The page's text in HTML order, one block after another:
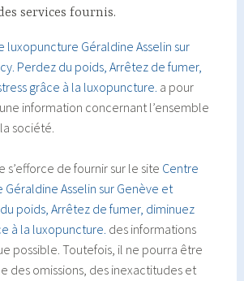
services fournis.
luxopuncture Géraldine Asselin sur
Perdez du poids, Arrêtez de fumer,
grâce à la luxopuncture. a pour
information concernant l’ensemble
société.
s’efforce de fournir sur le site Centre
Asselin sur Genève et
poids, Arrêtez de fumer, diminuez
à la luxopuncture. des informations
possible. Toutefois, il ne pourra être
des omissions, des inexactitudes et